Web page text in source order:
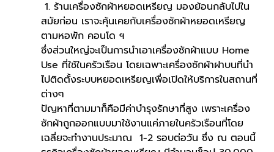
สมัยก่อน เราจะคุ้นเคยกับเครื่องซักผ้าหยอดเหรียญ
ตามหอพัก คอนโด ฯ
ซึ่งส่วนใหญ่จะเป็นการนำเอาเครื่องซักผ้าแบบ Home
Use ที่ใช้ในครัวเรือน โดยเฉพาะเครื่องซักผ้าฝาบนที่นำ
ไปติดตั้งระบบหยอดเหรียญเพื่อเปิดให้บริการในสถานที่
ต่างๆ
ปัญหาที่ตามมาก็คือมีค่าบำรุงรักษาที่สูง เพราะเครื่อง
ซักผ้าถูกออกแบบมาใช้งานแค่ภายในครัวเรือนที่โดย
เฉลี่ยจะทำงานประมาณ  1-2 รอบต่อวัน ซึ่ง ณ ตอนนี้